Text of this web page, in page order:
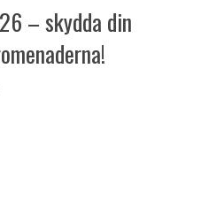
– skydda din